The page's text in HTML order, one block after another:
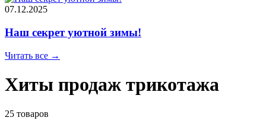
07.12.2025
Наш секрет уютной зимы!
Читать все →
Хиты продаж трикотажа
25 товаров